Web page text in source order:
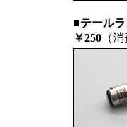
■テール
￥250（消